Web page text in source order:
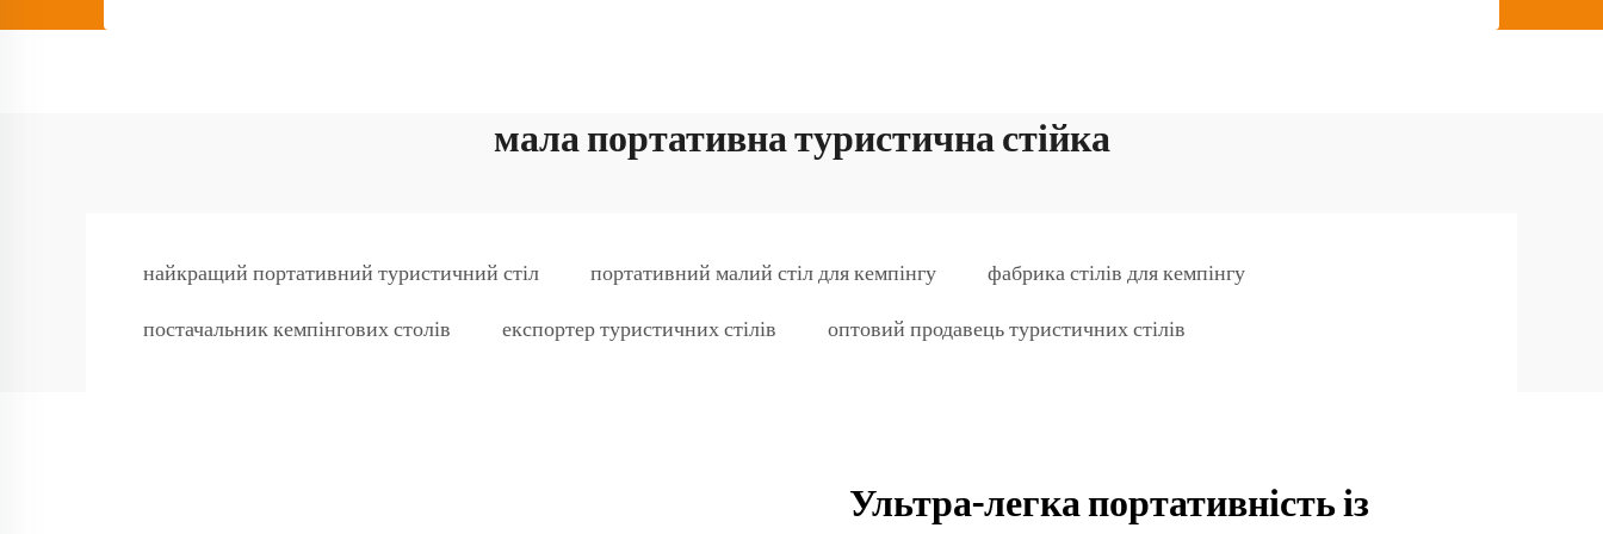
мала портативна туристична стійка
найкращий портативний туристичний стіл портативний малий стіл для кемпінгу фабрика стілів для кемпінгу
постачальник кемпінгових столів експортер туристичних стілів оптовий продавець туристичних стілів
Ультра-легка портативність із